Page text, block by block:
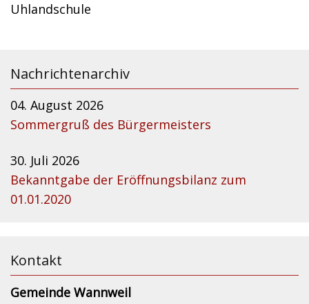
Uhlandschule
Nachrichtenarchiv
04. August 2026
Sommergruß des Bürgermeisters
30. Juli 2026
Bekanntgabe der Eröffnungsbilanz zum
01.01.2020
Kontakt
Gemeinde Wannweil